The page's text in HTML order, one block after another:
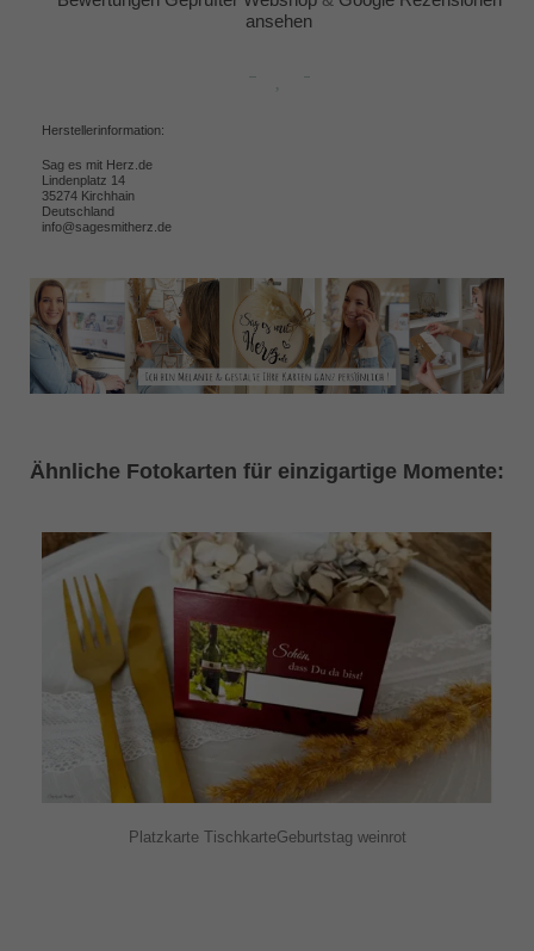
ansehen
Herstellerinformation:
Sag es mit Herz.de
Lindenplatz 14
35274 Kirchhain
Deutschland
info@sagesmitherz.de
Ähnliche Fotokarten für einzigartige Momente:
Platzkarte TischkarteGeburtstag weinrot